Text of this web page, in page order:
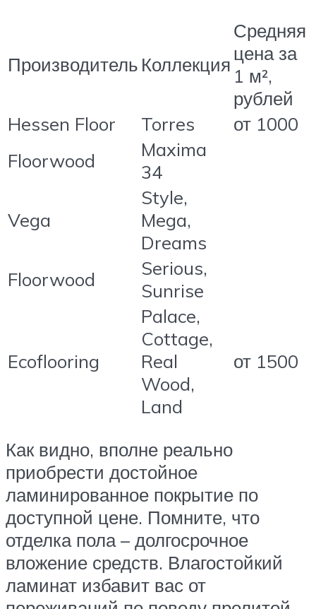
Производитель Коллекция
Средняя
цена за
1 м²,
рублей
Hessen Floor
Torres
от 1000
Floorwood
Maxima
34
Vega
Style,
Mega,
Dreams
Floorwood
Serious,
Sunrise
Ecoflooring
Palace,
Cottage,
Real
Wood,
Land
от 1500
Как видно, вполне реально
приобрести достойное
ламинированное покрытие по
доступной цене. Помните, что
отделка пола – долгосрочное
вложение средств. Влагостойкий
ламинат избавит вас от